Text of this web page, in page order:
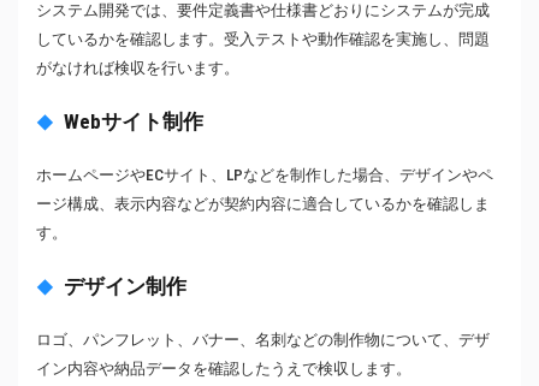
システム開発では、要件定義書や仕様書どおりにシステムが完成
しているかを確認します。受入テストや動作確認を実施し、問題
がなければ検収を行います。
Webサイト制作
ホームページやECサイト、LPなどを制作した場合、デザインやペ
ージ構成、表示内容などが契約内容に適合しているかを確認しま
す。
デザイン制作
ロゴ、パンフレット、バナー、名刺などの制作物について、デザ
イン内容や納品データを確認したうえで検収します。